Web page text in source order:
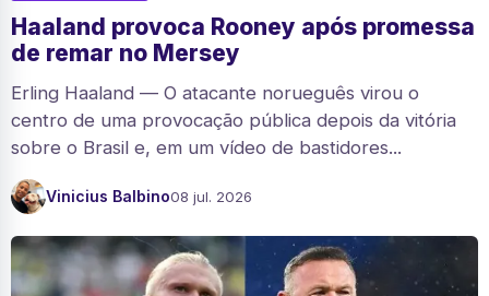
Haaland provoca Rooney após promessa
de remar no Mersey
Erling Haaland — O atacante norueguês virou o
centro de uma provocação pública depois da vitória
sobre o Brasil e, em um vídeo de bastidores...
Vinicius Balbino08 jul. 2026